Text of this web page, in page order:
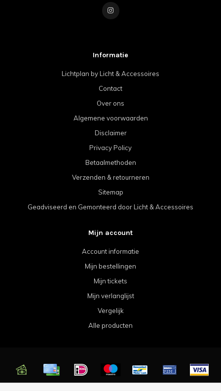
Informatie
Lichtplan by Licht & Accessoires
Contact
Over ons
Algemene voorwaarden
Disclaimer
Privacy Policy
Betaalmethoden
Verzenden & retourneren
Sitemap
Geadviseerd en Gemonteerd door Licht & Accessoires
Mijn account
Account informatie
Mijn bestellingen
Mijn tickets
Mijn verlanglijst
Vergelijk
Alle producten